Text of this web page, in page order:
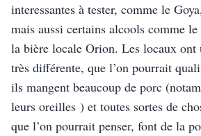
interessantes à tester, comme le
mais aussi certains alcools comme
la bière locale Orion. Les locaux ont
très différente, que l’on pourrait
ils mangent beaucoup de porc
leurs oreilles ) et toutes sortes de
que l’on pourrait penser, font de la